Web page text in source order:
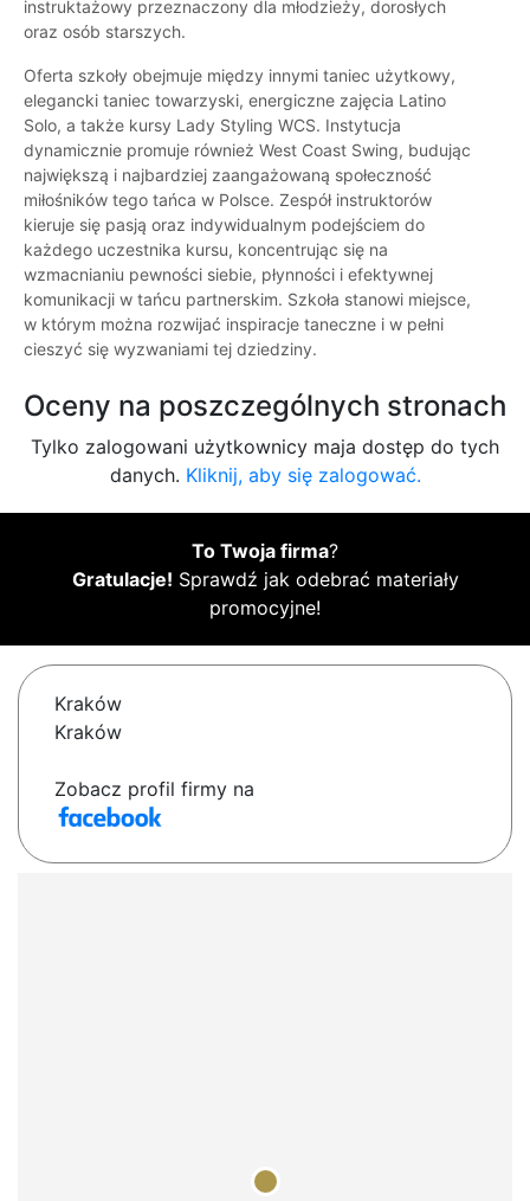
instruktażowy przeznaczony dla młodzieży, dorosłych
oraz osób starszych.
Oferta szkoły obejmuje między innymi taniec użytkowy,
elegancki taniec towarzyski, energiczne zajęcia Latino
Solo, a także kursy Lady Styling WCS. Instytucja
dynamicznie promuje również West Coast Swing, budując
największą i najbardziej zaangażowaną społeczność
miłośników tego tańca w Polsce. Zespół instruktorów
kieruje się pasją oraz indywidualnym podejściem do
każdego uczestnika kursu, koncentrując się na
wzmacnianiu pewności siebie, płynności i efektywnej
komunikacji w tańcu partnerskim. Szkoła stanowi miejsce,
w którym można rozwijać inspiracje taneczne i w pełni
cieszyć się wyzwaniami tej dziedziny.
Oceny na poszczególnych stronach
Tylko zalogowani użytkownicy maja dostęp do tych
danych. Kliknij, aby się zalogować.
To Twoja firma?
Gratulacje! Sprawdź jak odebrać materiały
promocyjne!
Kraków
Kraków
Zobacz profil firmy na